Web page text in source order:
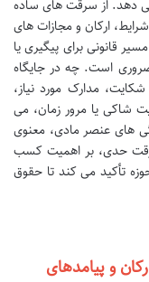
دهد. از سرقت های ساده
ارکان و مجازات های
قانونی برای پیگیری یا
ضروری است. چه در جایگاه
مدارک مورد نیاز،
شاکی یا مرور زمان، می
های عنصر مادی، معنوی
حدی، بر اهمیت کسب
تأکید می کند تا حقوق
و پیامدهای